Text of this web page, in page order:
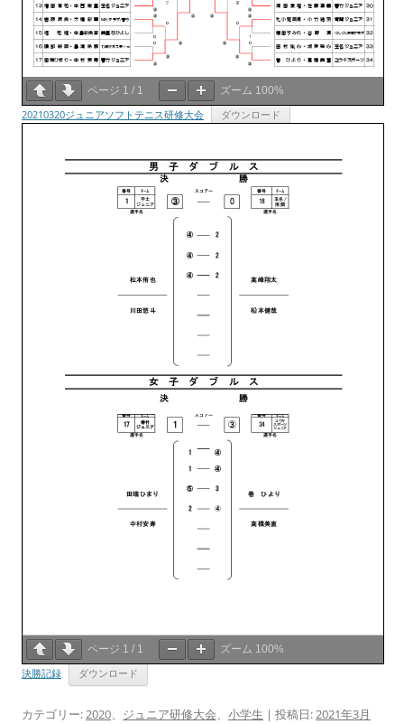
ページ 1 / 1 ズーム 100%
20210320ジュニアソフトテニス研修大会 ダウンロード
ページ 1 / 1 ズーム 100%
決勝記録 ダウンロード
カテゴリー:2020、 ジュニア研修大会、 小学生 | 投稿日:2021年3月